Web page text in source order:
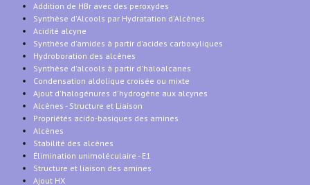
Addition de HBr avec des peroxydes
Synthèse d'Alcools par Hydratation d'Alcènes
Acidité alcyne
Synthèse d'amides à partir d'acides carboxyliques
Hydroboration des alcènes
Synthèse d'alcools à partir d'haloalcanes
Condensation aldolique croisée ou mixte
Ajout d'halogénures d'hydrogène aux alcynes
Alcènes - Structure et Liaison
Propriétés acido-basiques des amines
Alcènes
Stabilité des alcènes
Élimination unimoléculaire - E1
Structure et liaison des amines
Ajout HX